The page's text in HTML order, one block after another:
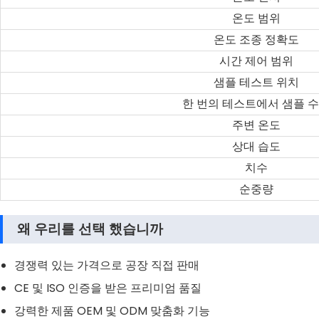
온도 범위
온도 조종 정확도
시간 제어 범위
샘플 테스트 위치
한 번의 테스트에서 샘플
주변 온도
상대 습도
치수
순중량
왜 우리를 선택 했습니까
경쟁력 있는 가격으로 공장 직접 판매
CE 및 ISO 인증을 받은 프리미엄 품질
강력한 제품 OEM 및 ODM 맞춤화 기능